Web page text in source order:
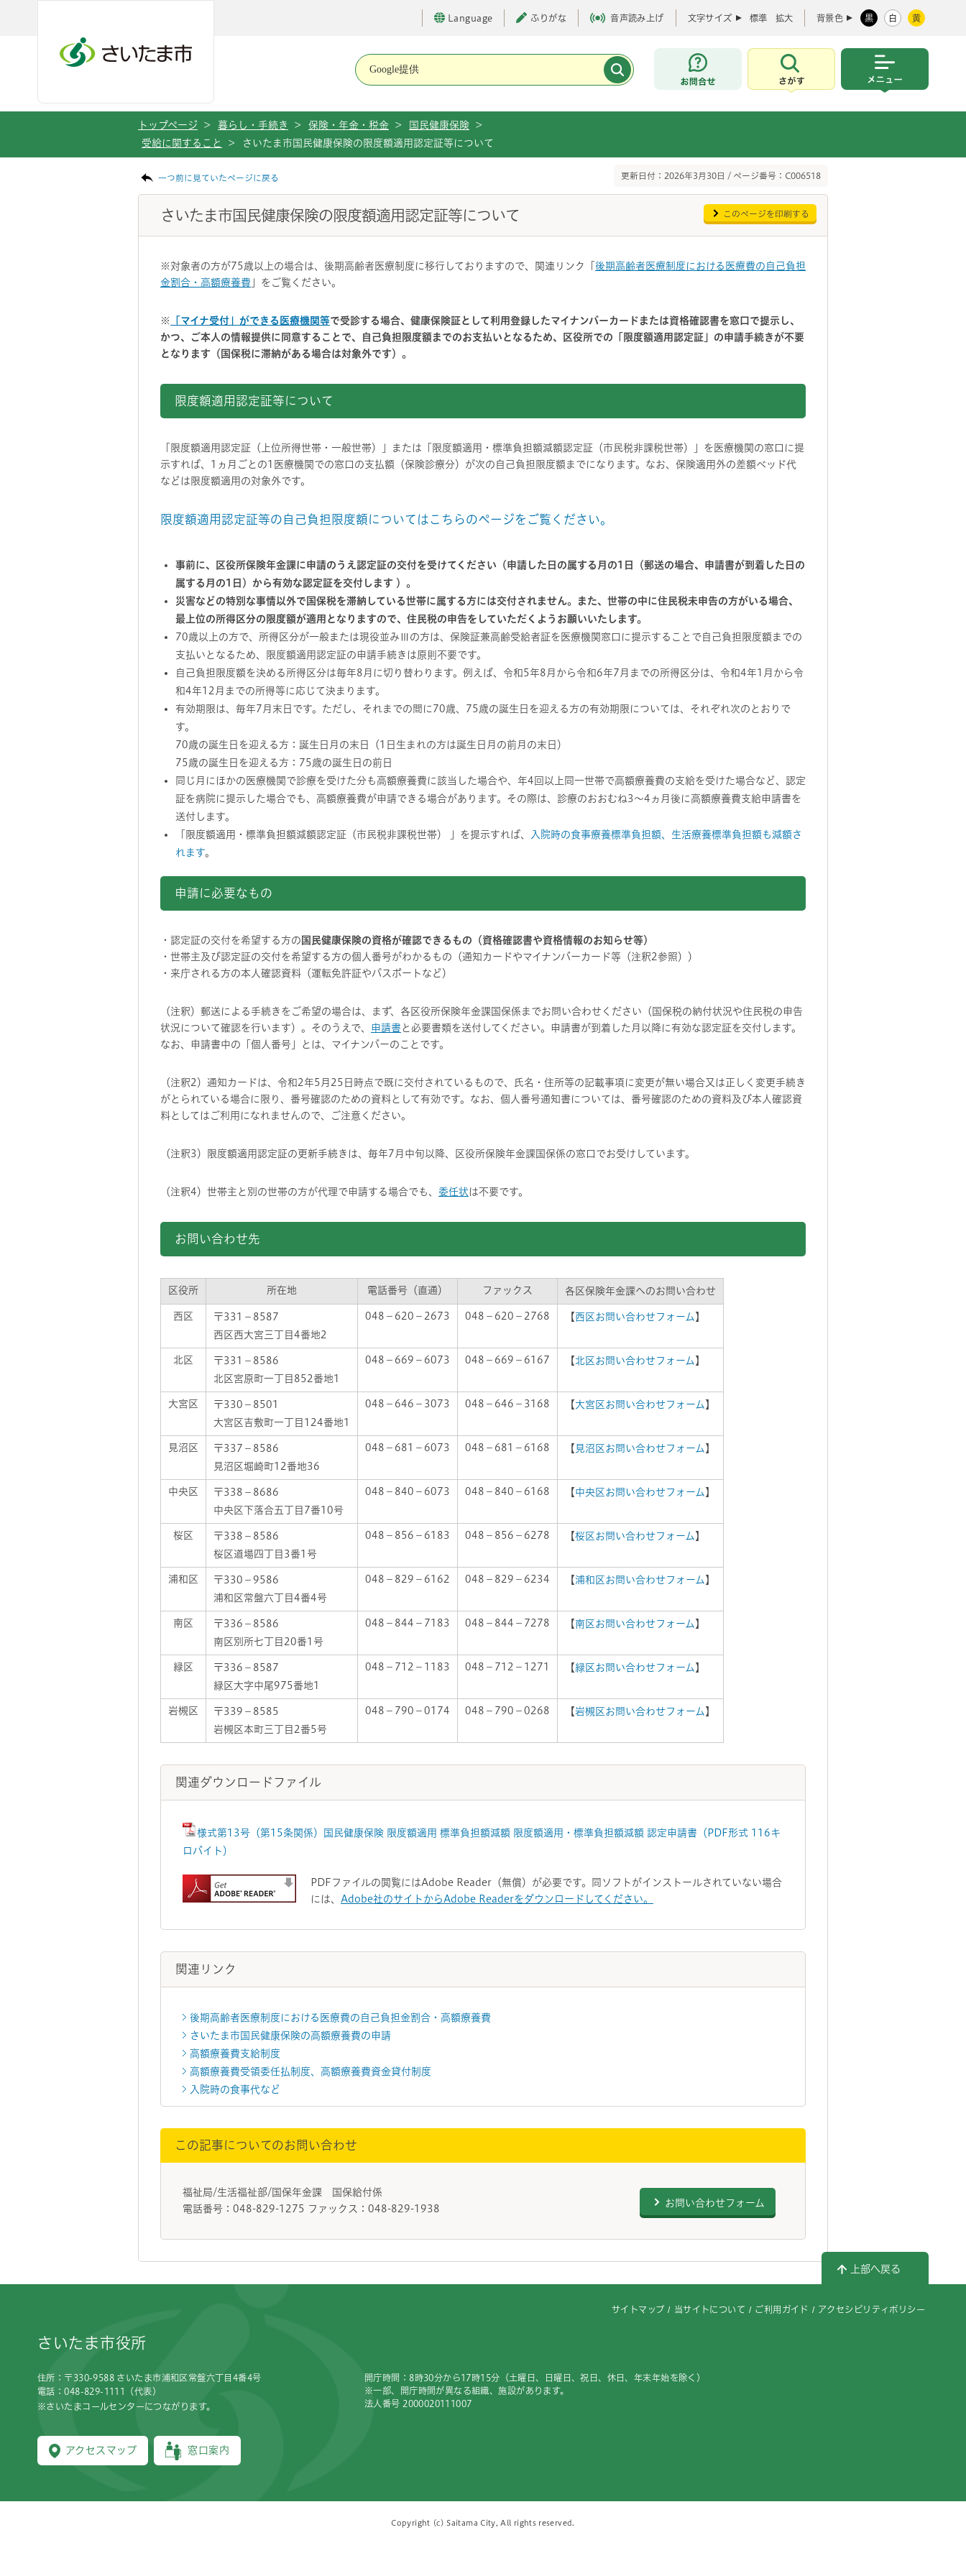
Language ふりがな 音声読み上げ 文字サイズ 標準 拡大 背景色 黒 白 黄
お問合せ
さがす
トップページ > 暮らし・手続き > 保険・年金・税金 > 国民健康保険
>
受給に関すること
> さいたま市国民健康保険の限度額適用認定証等について
一つ前に見ていたページに戻る 更新日付：2026年3月30日 / ページ番号：C006518
さいたま市国民健康保険の限度額適用認定証等について このページを印刷する
※対象者の方が75歳以上の場合は、後期高齢者医療制度に移行しておりますので、関連リンク「 後期高齢者医療制度における医療費の自己負担
金割合・高額療養費 」をご覧ください。
※ 「マイナ受付」ができる医療機関等で受診する場合、健康保険証として利用登録したマイナンバーカードまたは資格確認書を窓口で提示し、
かつ、ご本人の情報提供に同意することで、自己負担限度額までのお支払いとなるため、区役所での「限度額適用認定証」の申請手続きが不要
となります（国保税に滞納がある場合は対象外です）。
限度額適用認定証等について
「限度額適用認定証（上位所得世帯・一般世帯）」または「限度額適用・標準負担額減額認定証（市民税非課税世帯）」を医療機関の窓口に提
示すれば、1ヵ月ごとの1医療機関での窓口の支払額（保険診療分）が次の自己負担限度額までになります。なお、保険適用外の差額ベッド代
などは限度額適用の対象外です。
限度額適用認定証等の自己負担限度額についてはこちらのページをご覧ください。
事前に、区役所保険年金課に申請のうえ認定証の交付を受けてください（申請した日の属する月の1日（郵送の場合、申請書が到着した日の
属する月の1日）から有効な認定証を交付します ）。
災害などの特別な事情以外で国保税を滞納している世帯に属する方には交付されません。また、世帯の中に住民税未申告の方がいる場合、
最上位の所得区分の限度額が適用となりますので、住民税の申告をしていただくようお願いいたします。
70歳以上の方で、所得区分が一般または現役並みⅢの方は、保険証兼高齢受給者証を医療機関窓口に提示することで自己負担限度額までの
支払いとなるため、限度額適用認定証の申請手続きは原則不要です。
自己負担限度額を決める所得区分は毎年8月に切り替わります。例えば、令和5年8月から令和6年7月までの所得区分は、令和4年1月から令
和4年12月までの所得等に応じて決まります。
有効期限は、毎年7月末日です。ただし、それまでの間に70歳、75歳の誕生日を迎える方の有効期限については、それぞれ次のとおりで
す。
70歳の誕生日を迎える方：誕生日月の末日（1日生まれの方は誕生日月の前月の末日）
75歳の誕生日を迎える方：75歳の誕生日の前日
同じ月にほかの医療機関で診療を受けた分も高額療養費に該当した場合や、年4回以上同一世帯で高額療養費の支給を受けた場合など、認定
証を病院に提示した場合でも、高額療養費が申請できる場合があります。その際は、診療のおおむね3～4ヵ月後に高額療養費支給申請書を
送付します。
「限度額適用・標準負担額減額認定証（市民税非課税世帯） 」を提示すれば、
入院時の食事療養標準負担額、生活療養標準負担額も減額さ
れます。
申請に必要なもの
・認定証の交付を希望する方の 国民健康保険の資格が確認できるもの（資格確認書や資格情報のお知らせ等）
・世帯主及び認定証の交付を希望する方の個人番号がわかるもの（通知カードやマイナンバーカード等（注釈2参照））
・来庁される方の本人確認資料（運転免許証やパスポートなど）
（注釈）郵送による手続きをご希望の場合は、まず、各区役所保険年金課国保係までお問い合わせください（国保税の納付状況や住民税の申告
状況について確認を行います）。そのうえで、
申請書 と必要書類を送付してください。申請書が到着した月以降に有効な認定証を交付します。
なお、申請書中の「個人番号」とは、マイナンバーのことです。
（注釈2）通知カードは、令和2年5月25日時点で既に交付されているもので、氏名・住所等の記載事項に変更が無い場合又は正しく変更手続き
がとられている場合に限り、番号確認のための資料として有効です。なお、個人番号通知書については、番号確認のための資料及び本人確認資
料としてはご利用になれませんので、ご注意ください。
（注釈3）限度額適用認定証の更新手続きは、毎年7月中旬以降、区役所保険年金課国保係の窓口でお受けしています。
（注釈4）世帯主と別の世帯の方が代理で申請する場合でも、 委任状は不要です。
お問い合わせ先
区役所 所在地 電話番号（直通） ファックス 各区保険年金課へのお問い合わせ
西区
〒331－8587
西区西大宮三丁目4番地2
048－620－2673 048－620－2768 【 西区お問い合わせフォーム 】
北区
〒331－8586
北区宮原町一丁目852番地1
048－669－6073 048－669－6167 【 北区お問い合わせフォーム 】
大宮区
〒330－8501
大宮区吉敷町一丁目124番地1
048－646－3073 048－646－3168 【 大宮区お問い合わせフォーム 】
見沼区
〒337－8586
見沼区堀崎町12番地36
048－681－6073 048－681－6168 【 見沼区お問い合わせフォーム 】
中央区
〒338－8686
中央区下落合五丁目7番10号
048－840－6073 048－840－6168 【 中央区お問い合わせフォーム 】
桜区
〒338－8586
桜区道場四丁目3番1号
048－856－6183 048－856－6278 【桜区お問い合わせフォーム 】
浦和区
〒330－9586
浦和区常盤六丁目4番4号
048－829－6162 048－829－6234 【 浦和区お問い合わせフォーム 】
南区
〒336－8586
南区別所七丁目20番1号
048－844－7183 048－844－7278 【 南区お問い合わせフォーム 】
緑区
〒336－8587
緑区大字中尾975番地1
048－712－1183 048－712－1271 【緑区お問い合わせフォーム 】
岩槻区
〒339－8585
岩槻区本町三丁目2番5号
048－790－0174 048－790－0268 【岩槻区お問い合わせフォーム 】
関連ダウンロードファイル
様式第13号（第15条関係）国民健康保険 限度額適用 標準負担額減額 限度額適用・標準負担額減額 認定申請書（PDF形式 116キ
ロバイト）
PDFファイルの閲覧にはAdobe Reader（無償）が必要です。同ソフトがインストールされていない場合
には、 Adobe社のサイトからAdobe Readerをダウンロードしてください。
関連リンク
後期高齢者医療制度における医療費の自己負担金割合・高額療養費
さいたま市国民健康保険の高額療養費の申請
高額療養費支給制度
高額療養費受領委任払制度、高額療養費資金貸付制度
入院時の食事代など
この記事についてのお問い合わせ
福祉局/生活福祉部/国保年金課 国保給付係
電話番号：048-829-1275 ファックス：048-829-1938
お問い合わせフォーム
上部へ戻る
サイトマップ 当サイトについて ご利用ガイド アクセシビリティポリシー
さいたま市役所
住所：〒330-9588 さいたま市浦和区常盤六丁目4番4号
電話：048-829-1111（代表）
※さいたまコールセンターにつながります。
アクセスマップ 窓口案内
開庁時間：8時30分から17時15分（土曜日、日曜日、祝日、休日、年末年始を除く）
※一部、開庁時間が異なる組織、施設があります。
法人番号 2000020111007
Copyright (c) Saitama City, All rights reserved.